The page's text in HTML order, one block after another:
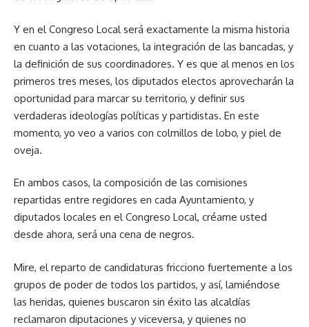
Y en el Congreso Local será exactamente la misma historia
en cuanto a las votaciones, la integración de las bancadas, y
la definición de sus coordinadores. Y es que al menos en los
primeros tres meses, los diputados electos aprovecharán la
oportunidad para marcar su territorio, y definir sus
verdaderas ideologías políticas y partidistas. En este
momento, yo veo a varios con colmillos de lobo, y piel de
oveja.
En ambos casos, la composición de las comisiones
repartidas entre regidores en cada Ayuntamiento, y
diputados locales en el Congreso Local, créame usted
desde ahora, será una cena de negros.
Mire, el reparto de candidaturas fricciono fuertemente a los
grupos de poder de todos los partidos, y así, lamiéndose
las heridas, quienes buscaron sin éxito las alcaldías
reclamaron diputaciones y viceversa, y quienes no